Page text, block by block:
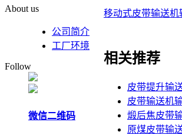
移动式皮带输送机
相关推荐
皮带提升输
皮带输送机
煅后焦皮带
原煤皮带输
About us
公司简介
工厂环境
Follow
微信二维码